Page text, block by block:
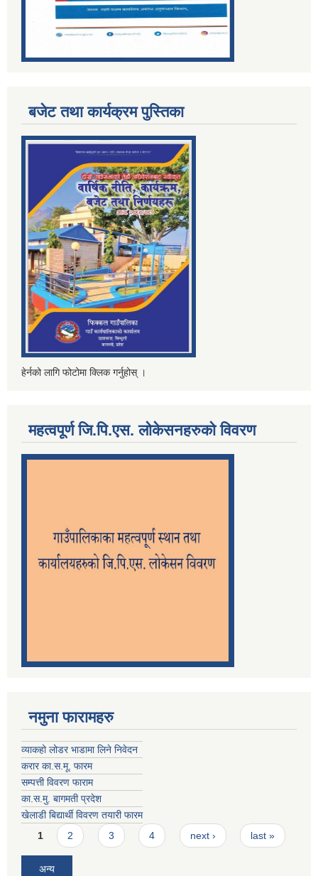
बजेट तथा कार्यक्रम पुस्तिका
हेर्नको लागि फोटोमा क्लिक गर्नुहोस् ।
महत्वपूर्ण जि.पि.एस. लोकेसनहरुको विवरण
नमुना फारामहरु
व्याकहो लोडर भाडामा लिने निवेदन
करार का.स.मू. फारम
सम्पत्ती विवरण फाराम
का.स.मु. बागमती प्रदेश
खेलाडी बिद्यार्थी विवरण तयारी फारम
Pages
1 2 3 4 next › last »
अन्य